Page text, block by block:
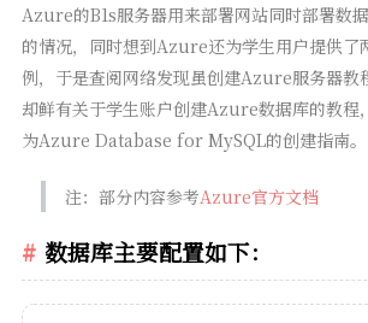
Azure的B1s服务器用来部署网站同时部署数
的情况，同时想到Azure还为学生用户提供了
例，于是查阅网络发现虽创建Azure服务器教
却鲜有关于学生账户创建Azure数据库的教程
为Azure Database for MySQL的创建指南。
注：部分内容参考Azure官方文档
数据库主要配置如下：